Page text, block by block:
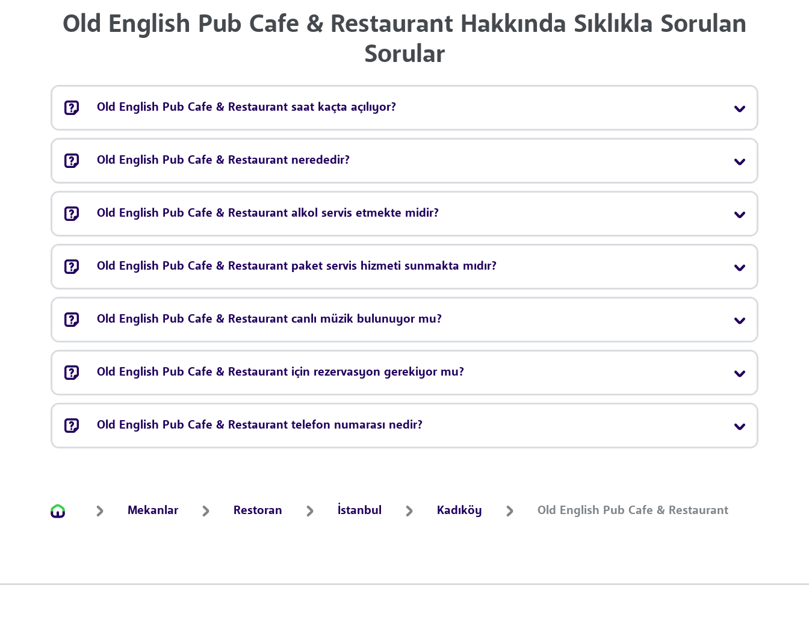
Old English Pub Cafe & Restaurant Hakkında Sıklıkla Sorulan
Sorular
Old English Pub Cafe & Restaurant saat kaçta açılıyor?
Old English Pub Cafe & Restaurant nerededir?
Old English Pub Cafe & Restaurant alkol servis etmekte midir?
Old English Pub Cafe & Restaurant paket servis hizmeti sunmakta mıdır?
Old English Pub Cafe & Restaurant canlı müzik bulunuyor mu?
Old English Pub Cafe & Restaurant için rezervasyon gerekiyor mu?
Old English Pub Cafe & Restaurant telefon numarası nedir?
Mekanlar Restoran İstanbul Kadıköy Old English Pub Cafe & Restaurant